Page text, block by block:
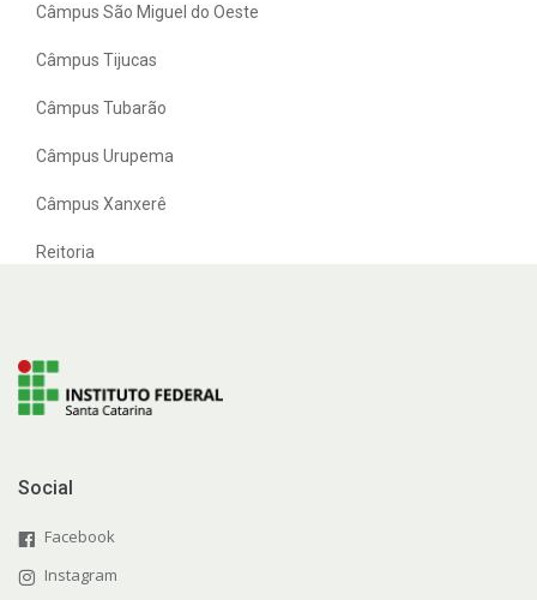
Câmpus São Miguel do Oeste
Câmpus Tijucas
Câmpus Tubarão
Câmpus Urupema
Câmpus Xanxerê
Reitoria
Social
Facebook
Instagram